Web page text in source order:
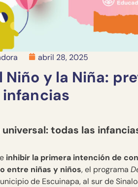
abril 28, 2025
Niño y la Niña:
universal: todas las
inhibir la primera intención de
entre niñas y niños, el programa
de Escuinapa, al sur de